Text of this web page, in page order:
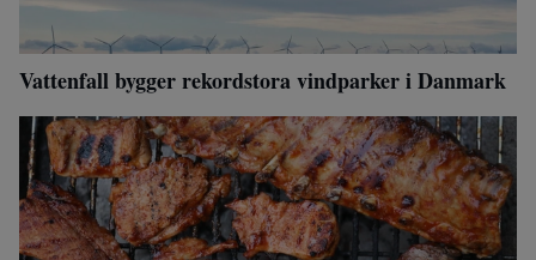
Vattenfall bygger rekordstora vindparker i Danmark